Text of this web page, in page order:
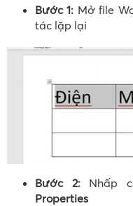
Bước 1: Mở file
tác lặp lại
Bước 2:Nhấp
Properties